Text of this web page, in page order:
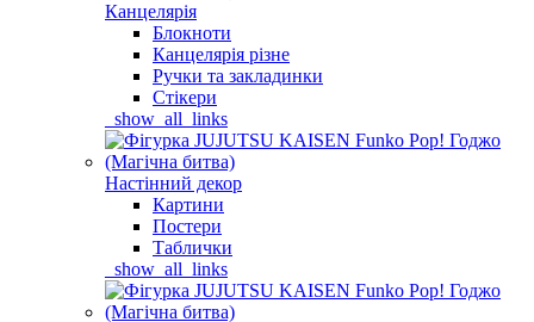
Канцелярія
Блокноти
Канцелярія різне
Ручки та закладинки
Стікери
_show_all_links
Настінний декор
Картини
Постери
Таблички
_show_all_links